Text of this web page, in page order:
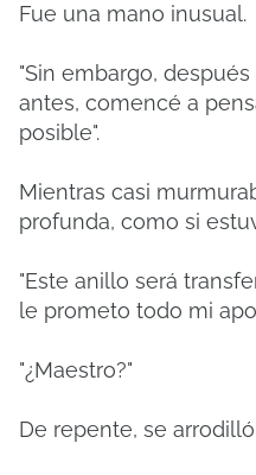
Fue una mano inusual.
"Sin embargo,
antes, comencé a
posible".
Mientras casi
profunda, como si
"Este anillo será
le prometo todo mi
"¿Maestro?"
De repente, se